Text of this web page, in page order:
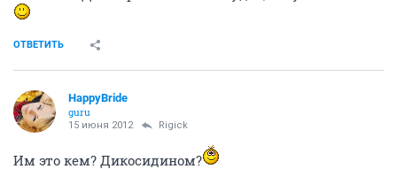
ОТВЕТИТЬ
HappyBride
guru
15 июня 2012 Rigick
Им это кем? Дикосидином?